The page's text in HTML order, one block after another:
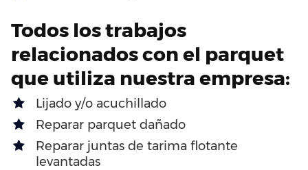
Todos los trabajos
relacionados con el parquet
que utiliza nuestra empresa:
Lijado y/o acuchillado
Reparar parquet dañado
Reparar juntas de tarima flotante
levantadas